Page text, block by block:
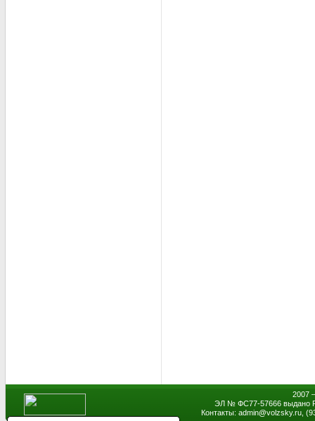
2007
ЭЛ № ФС77-57666 выдано
Контакты: admin@volzsky.ru,